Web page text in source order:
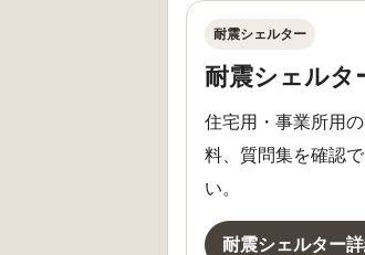
耐震シェルター
耐震シェルタ
住宅用・事業所用
料、質問集を確認
い。
耐震シェルター